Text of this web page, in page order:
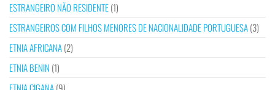
ESTRANGEIRO NÃO RESIDENTE(1)
ESTRANGEIROS COM FILHOS MENORES DE NACIONALIDADE PORTUGUESA(3)
ETNIA AFRICANA(2)
ETNIA BENIN (1)